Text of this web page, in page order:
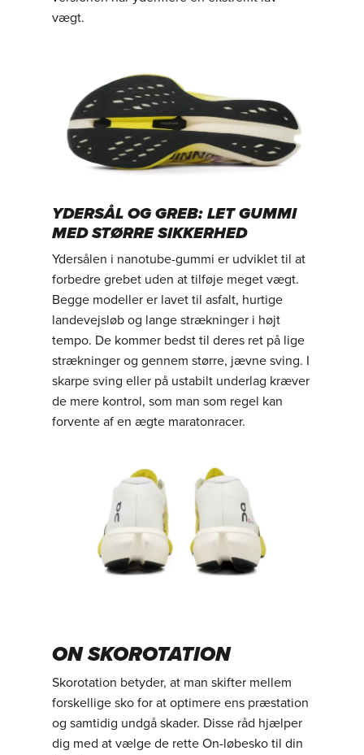
vægt.
YDERSÅL OG GREB: LET GUMMI
MED STØRRE SIKKERHED
Ydersålen i nanotube-gummi er udviklet til at
forbedre grebet uden at tilføje meget vægt.
Begge modeller er lavet til asfalt, hurtige
landevejsløb og lange strækninger i højt
tempo. De kommer bedst til deres ret på lige
strækninger og gennem større, jævne sving. I
skarpe sving eller på ustabilt underlag kræver
de mere kontrol, som man som regel kan
forvente af en ægte maratonracer.
ON SKOROTATION
Skorotation betyder, at man skifter mellem
forskellige sko for at optimere ens præstation
og samtidig undgå skader. Disse råd hjælper
dig med at vælge de rette On-løbesko til din